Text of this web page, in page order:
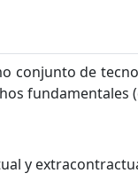
conjunto de
fundamentales
y